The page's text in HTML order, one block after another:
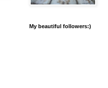
My beautiful followers:)